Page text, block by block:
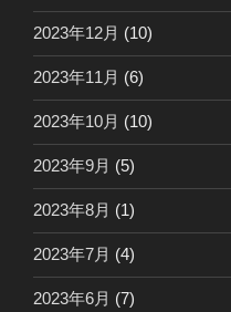
2023年12月 (10)
2023年11月 (6)
2023年10月 (10)
2023年9月 (5)
2023年8月 (1)
2023年7月 (4)
2023年6月 (7)